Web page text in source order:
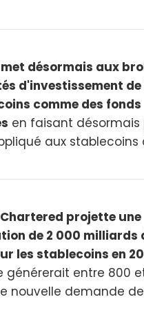
désormais aux
d'investissement
comme des fonds
en faisant désormais
aux stablecoins
projette une
de 2 000 milliards
les stablecoins en
générerait entre 800
nouvelle demande